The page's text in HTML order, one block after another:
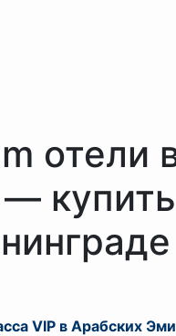
отели
VIP в Арабских